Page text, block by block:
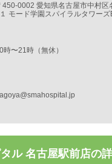
450-0002 愛知県名古屋市中村区
モード学園スパイラルタワーズ
時〜21時（無休）
ル 名古屋駅前店の